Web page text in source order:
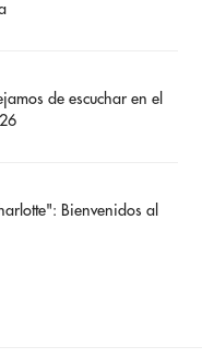
de escuchar en el
Bienvenidos al